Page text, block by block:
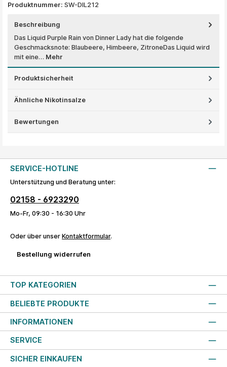
Produktnummer: SW-DIL212
Beschreibung
Das Liquid Purple Rain von Dinner Lady hat die folgende
Geschmacksnote: Blaubeere, Himbeere, ZitroneDas Liquid wird
mit eine… Mehr
Produktsicherheit
Ähnliche Nikotinsalze
Bewertungen
SERVICE-HOTLINE
Unterstützung und Beratung unter:
02158 - 6923290
Mo-Fr, 09:30 - 16:30 Uhr
Oder über unser Kontaktformular.
Bestellung widerrufen
TOP KATEGORIEN
BELIEBTE PRODUKTE
INFORMATIONEN
SERVICE
SICHER EINKAUFEN